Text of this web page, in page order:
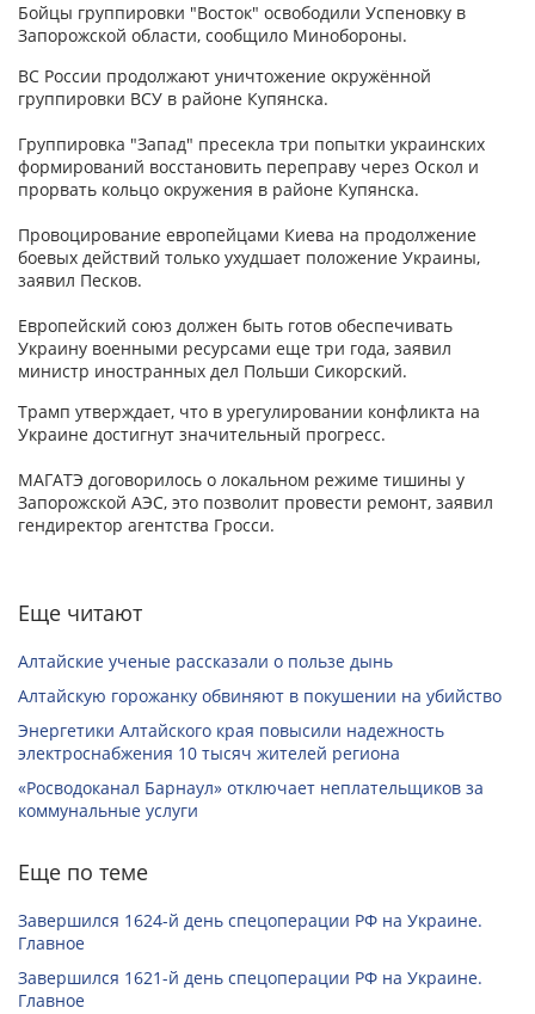
Бойцы группировки "Восток" освободили Успеновку в
Запорожской области, сообщило Минобороны.
ВС России продолжают уничтожение окружённой
группировки ВСУ в районе Купянска.
Группировка "Запад" пресекла три попытки украинских
формирований восстановить переправу через Оскол и
прорвать кольцо окружения в районе Купянска.
Провоцирование европейцами Киева на продолжение
боевых действий только ухудшает положение Украины,
заявил Песков.
Европейский союз должен быть готов обеспечивать
Украину военными ресурсами еще три года, заявил
министр иностранных дел Польши Сикорский.
Трамп утверждает, что в урегулировании конфликта на
Украине достигнут значительный прогресс.
МАГАТЭ договорилось о локальном режиме тишины у
Запорожской АЭС, это позволит провести ремонт, заявил
гендиректор агентства Гросси.
Еще читают
Алтайские ученые рассказали о пользе дынь
Алтайскую горожанку обвиняют в покушении на убийство
Энергетики Алтайского края повысили надежность
электроснабжения 10 тысяч жителей региона
«Росводоканал Барнаул» отключает неплательщиков за
коммунальные услуги
Еще по теме
Завершился 1624-й день спецоперации РФ на Украине.
Главное
Завершился 1621-й день спецоперации РФ на Украине.
Главное